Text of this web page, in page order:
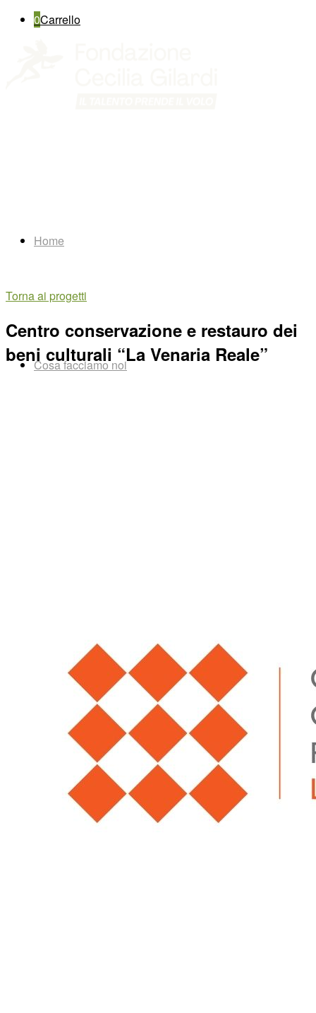
0Carrello
Home
Cosa facciamo noi
Fai una donazione
Torna ai progetti
Centro conservazione e restauro dei
beni culturali “La Venaria Reale”